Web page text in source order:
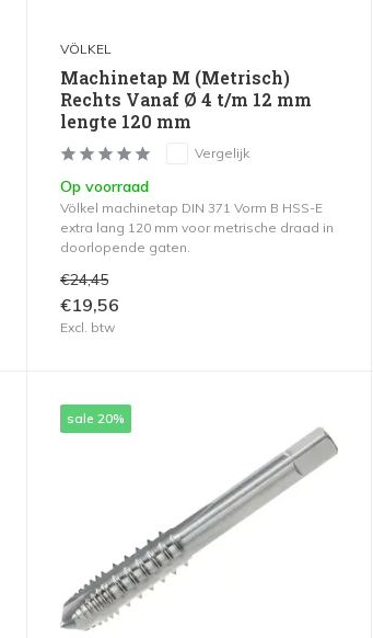
VÖLKEL
Machinetap M (Metrisch)
Rechts Vanaf Ø 4 t/m 12 mm
lengte 120 mm
Vergelijk
Op voorraad
Völkel machinetap DIN 371 Vorm B HSS-E
extra lang 120 mm voor metrische draad in
doorlopende gaten.
€24,45
€19,56
Excl. btw
sale 20%